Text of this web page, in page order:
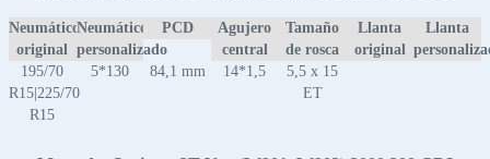
Neumático
original
Neumático
personalizado
PCD
Agujero
central
Tamaño
de rosca
Llanta
original
Llanta
195/70
R15|225/70
R15
5*130 84,1 mm 14*1,5
5,5 x 15
ET